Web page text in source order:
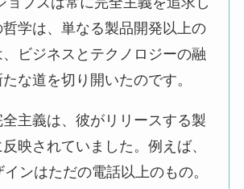
哲学は、単なる製品開発以上の
、ビジネスとテクノロジーの融
な道を切り開いたのです。
主義は、彼がリリースする製
映されていました。例えば、
ンはただの電話以上のもの。